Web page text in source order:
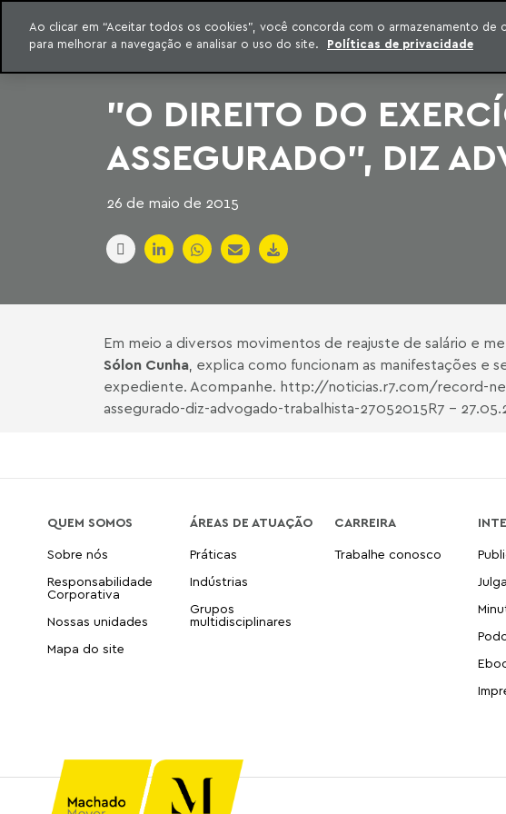
para o conteúdo
Machado Meyer
INTELIGÊNCIA JURÍDICA
CONTEÚDO EXCLUSIVO MACHADO MEYER ADVOGADOS
"O DIREITO DO
ASSEGURADO", DIZ
26 de maio de 2015
Em meio a diversos movimentos de reajuste de salário e
Sólon Cunha, explica como funcionam as manifestações e
expediente. Acompanhe. http://noticias.r7.com/record-
assegurado-diz-advogado-trabalhista-27052015R7 -
QUEM SOMOS
Sobre nós
Responsabilidade
Corporativa
Nossas unidades
Mapa do site
ÁREAS DE ATUAÇÃO
Práticas
Indústrias
Grupos
multidisciplinares
CARREIRA
Trabalhe conosco
Ao clicar em “Aceitar todos os cookies”, você concorda com o armazenamento de
para melhorar a navegação e analisar o uso do site.
Políticas de privacidade